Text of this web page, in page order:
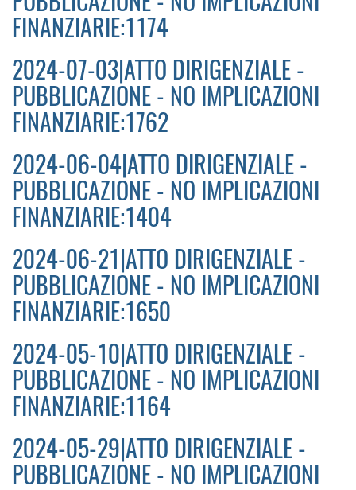
FINANZIARIE:1174
2024-07-03|ATTO DIRIGENZIALE -
PUBBLICAZIONE - NO IMPLICAZIONI
FINANZIARIE:1762
2024-06-04|ATTO DIRIGENZIALE -
PUBBLICAZIONE - NO IMPLICAZIONI
FINANZIARIE:1404
2024-06-21|ATTO DIRIGENZIALE -
PUBBLICAZIONE - NO IMPLICAZIONI
FINANZIARIE:1650
2024-05-10|ATTO DIRIGENZIALE -
PUBBLICAZIONE - NO IMPLICAZIONI
FINANZIARIE:1164
2024-05-29|ATTO DIRIGENZIALE -
PUBBLICAZIONE - NO IMPLICAZIONI